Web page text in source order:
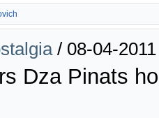
/ 08-04-
Dza Pinats